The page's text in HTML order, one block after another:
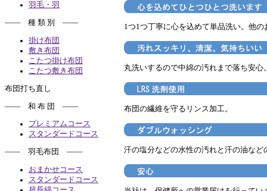
羽毛・羽
―― 種 類 別 ――
掛け布団
敷き布団
こたつ掛け布団
こたつ敷き布団
布団打ち直し
―― 和 布 団 ――
プレミアムコース
スタンダードコース
―― 羽毛布団 ――
おまかせコース
スタンダードコース
1つ1つ丁寧に心を込めて単品洗い。他
丸洗いするので中綿の汚れまで落ち安心
布団の繊維を守るリンス加工。
汗の塩分などの水性の汚れと汗の油な